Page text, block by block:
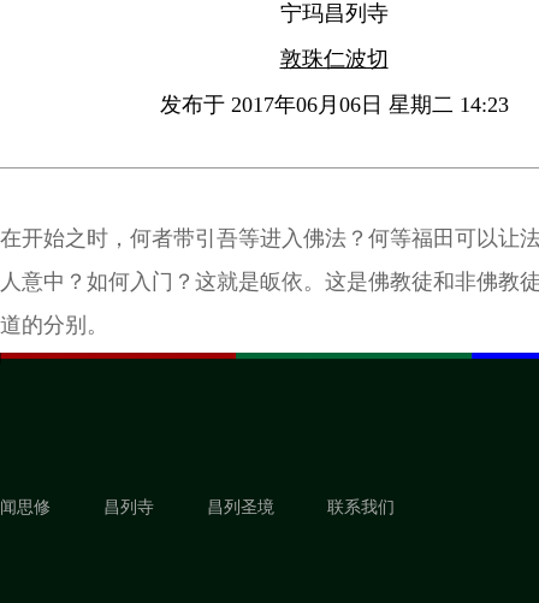
宁玛昌列寺
敦珠仁波切
发布于 2017年06月06日 星期二 14:23
在开始之时，何者带引吾等进入佛法？何等福田可以让
人意中？如何入门？这就是皈依。这是佛教徒和非佛教
道的分别。
闻思修 昌列寺 昌列圣境 联系我们